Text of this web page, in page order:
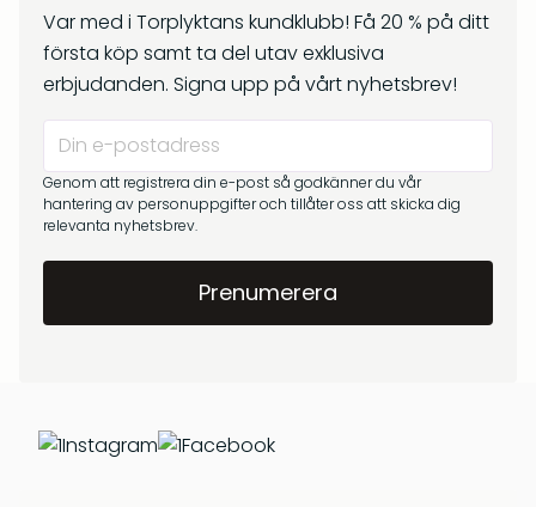
Barrskog – Doftpinnar Gryningsljus – Doftpinnar
Frågor & svar
Var med i Torplyktans kundklubb! Få 20 % på ditt
första köp samt ta del utav exklusiva
erbjudanden. Signa upp på vårt nyhetsbrev!
Genom att registrera din e-post så godkänner du vår
hantering av personuppgifter och tillåter oss att skicka dig
relevanta nyhetsbrev.
Instagram Facebook